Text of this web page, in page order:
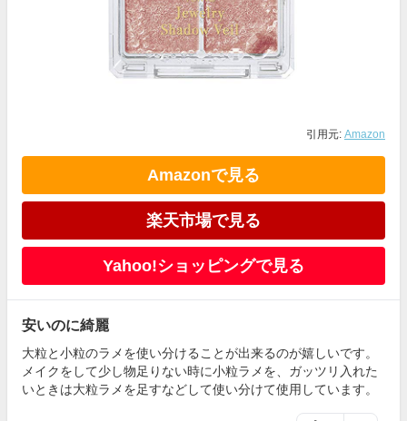
引用元: Amazon
Amazonで見る
楽天市場で見る
Yahoo!ショッピングで見る
安いのに綺麗
大粒と小粒のラメを使い分けることが出来るのが嬉しいです。
メイクをして少し物足りない時に小粒ラメを、ガッツリ入れた
いときは大粒ラメを足すなどして使い分けて使用しています。